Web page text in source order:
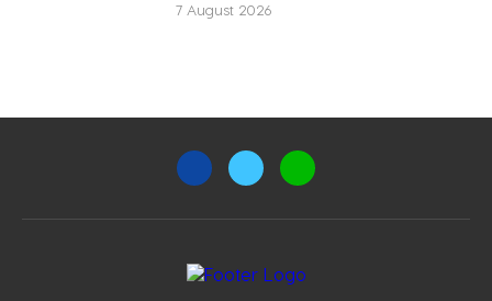
7 August 2026